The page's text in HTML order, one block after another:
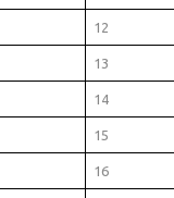
12
13
14
15
16